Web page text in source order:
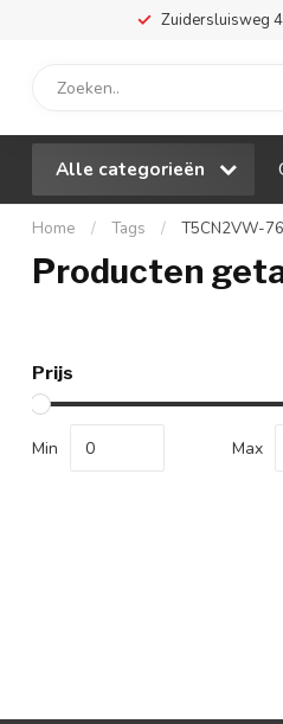
Zuidersluisweg
Alle categorieën
Home / Tags / T5CN2VW-
Producten
Prijs
Min Max